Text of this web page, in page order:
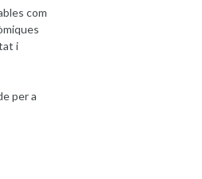
com
i
per a